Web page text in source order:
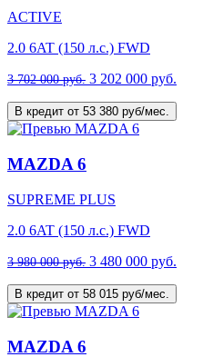
ACTIVE
2.0 6AT (150 л.с.) FWD
3 702 000 руб. 3 202 000 руб.
В кредит от 53 380 руб/мес.
MAZDA 6
SUPREME PLUS
2.0 6AT (150 л.с.) FWD
3 980 000 руб. 3 480 000 руб.
В кредит от 58 015 руб/мес.
MAZDA 6